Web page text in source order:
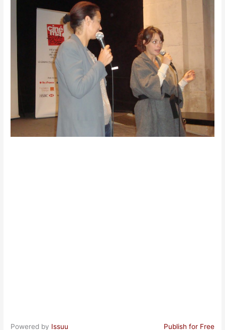
Powered by Issuu Publish for Free